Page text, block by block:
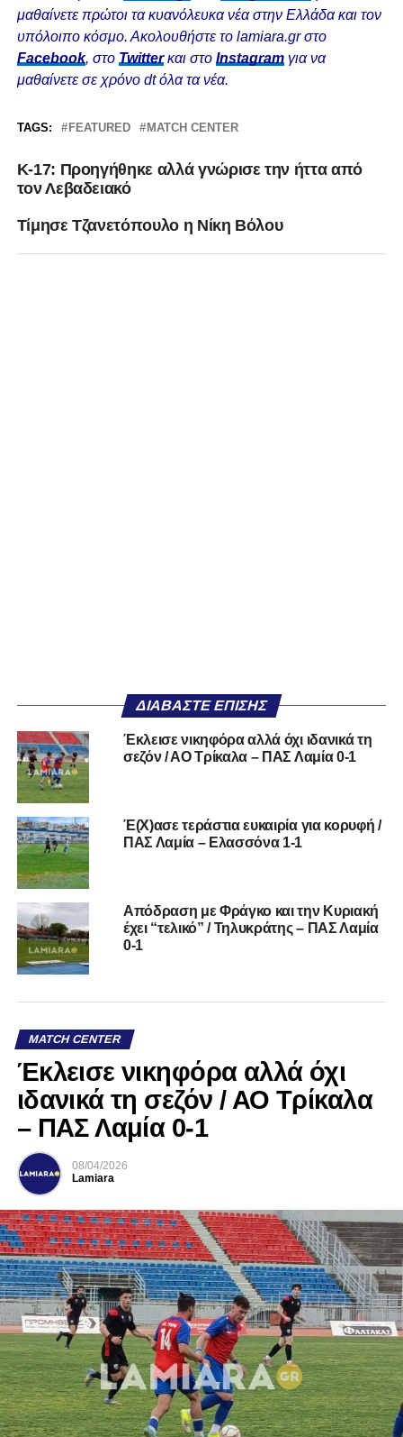
μαθαίνετε πρώτοι τα κυανόλευκα νέα στην Ελλάδα και τον
υπόλοιπο κόσμο. Ακολουθήστε το lamiara.gr στο
Facebook, στο Twitterκαι στο Instagram για να
μαθαίνετε σε χρόνο dt όλα τα νέα.
TAGS: FEATURED MATCH CENTER
Κ-17: Προηγήθηκε αλλά γνώρισε την ήττα από
τον Λεβαδειακό
Τίμησε Τζανετόπουλο η Νίκη Βόλου
ΔΙΑΒΆΣΤΕ ΕΠΊΣΗΣ
Έκλεισε νικηφόρα αλλά όχι ιδανικά τη
σεζόν / ΑΟ Τρίκαλα – ΠΑΣ Λαμία 0-1
Έ(Χ)ασε τεράστια ευκαιρία για κορυφή /
ΠΑΣ Λαμία – Ελασσόνα 1-1
Απόδραση με Φράγκο και την Κυριακή
έχει “τελικό” / Τηλυκράτης – ΠΑΣ Λαμία
0-1
MATCH CENTER
Έκλεισε νικηφόρα αλλά όχι
ιδανικά τη σεζόν / ΑΟ Τρίκαλα
– ΠΑΣ Λαμία 0-1
08/04/2026
Lamiara